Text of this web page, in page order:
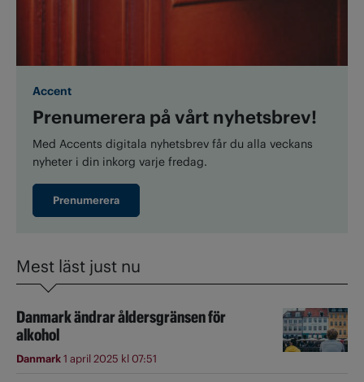
Accent
Prenumerera på vårt nyhetsbrev!
Med Accents digitala nyhetsbrev får du alla veckans
nyheter i din inkorg varje fredag.
Prenumerera
Mest läst just nu
Danmark ändrar åldersgränsen för
alkohol
Danmark1 april 2025 kl 07:51